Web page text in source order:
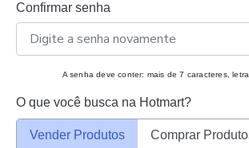
Confirmar senha
A senha deve conter: mais de 7 caracteres,
O que você busca na Hotmart?
Vender Produtos Comprar